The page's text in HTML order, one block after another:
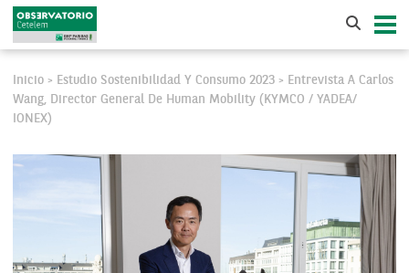
Inicio > Estudio Sostenibilidad Y Consumo 2023 >
Entrevista A Carlos
Wang, Director General De Human Mobility (KYMCO / YADEA/
IONEX)